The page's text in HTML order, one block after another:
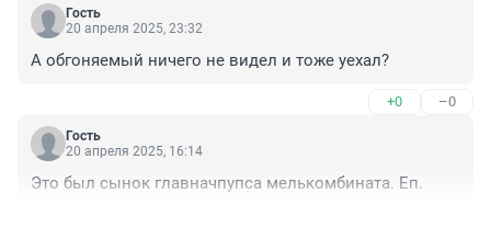
Гость
20 апреля 2025, 23:32
А обгоняемый ничего не видел и тоже уехал?
+0 –0
Гость
20 апреля 2025, 16:14
Это был сынок главначпупса мелькомбината. Еп.